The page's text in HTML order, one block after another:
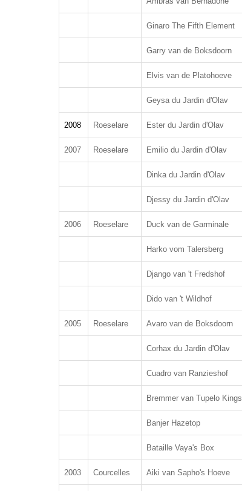
Ginaro The Fifth Element
Garry van de Boksdoorn
Elvis van de Platohoeve
Geysa du Jardin d'Olav
2008 Roeselare Ester du Jardin d'Olav
2007 Roeselare Emilio du Jardin d'Olav
Dinka du Jardin d'Olav
Djessy du Jardin d'Olav
2006 Roeselare Duck van de Garminale
Harko vom Talersberg
Django van 't Fredshof
Dido van 't Wildhof
2005 Roeselare Avaro van de Boksdoorn
Corhax du Jardin d'Olav
Cuadro van Ranzieshof
Bremmer van Tupelo Kings
Banjer Hazetop
Bataille Vaya's Box
2003 Courcelles Aiki van Sapho's Hoeve